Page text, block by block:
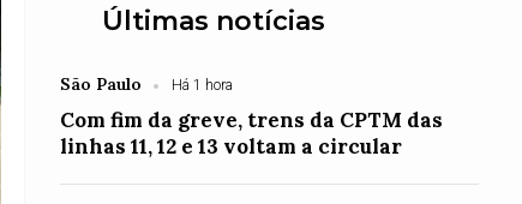
Últimas notícias
São Paulo Há 1 hora
Com fim da greve, trens da CPTM das
linhas 11, 12 e 13 voltam a circular